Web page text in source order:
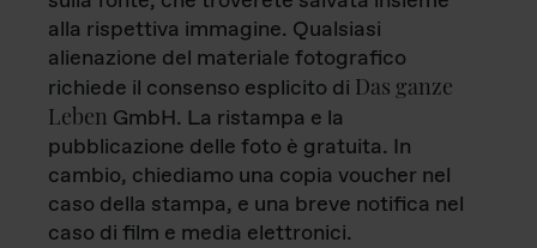
alla rispettiva immagine. Qualsiasi
alienazione del materiale fotografico
richiede il consenso esplicito di Das ganze
Leben GmbH. La ristampa e la
pubblicazione delle foto è gratuita. In
cambio, chiediamo una copia voucher nel
caso della stampa, e una breve notifica nel
caso di film e media elettronici.